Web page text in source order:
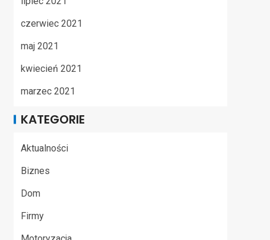
czerwiec 2021
maj 2021
kwiecień 2021
marzec 2021
KATEGORIE
Aktualności
Biznes
Dom
Firmy